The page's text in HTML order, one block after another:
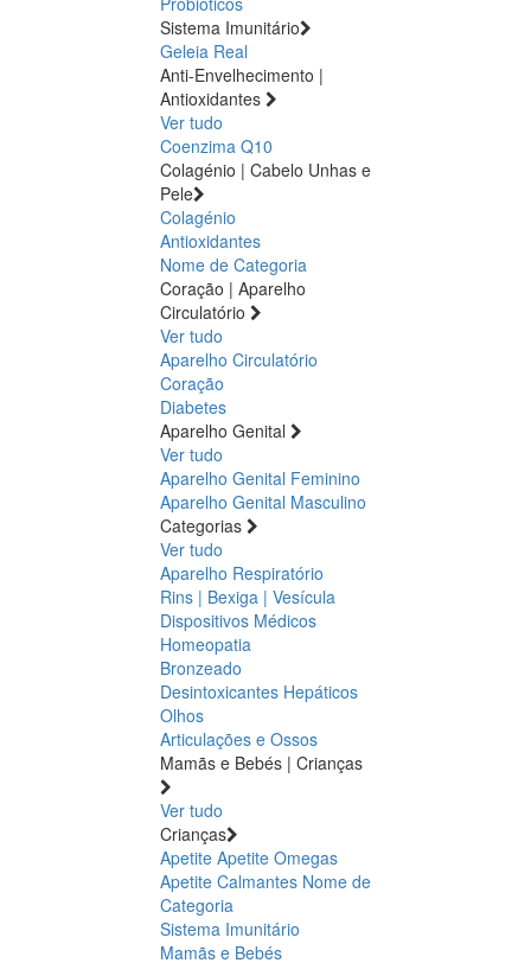
Sistema Imunitário
Geleia Real
Anti-Envelhecimento |
Antioxidantes
Ver tudo
Coenzima Q10
Colagénio | Cabelo Unhas e
Pele
Colagénio
Antioxidantes
Nome de Categoria
Coração | Aparelho
Circulatório
Ver tudo
Aparelho Circulatório
Coração
Diabetes
Aparelho Genital
Ver tudo
Aparelho Genital Feminino
Aparelho Genital Masculino
Categorias
Ver tudo
Aparelho Respiratório
Rins | Bexiga | Vesícula
Dispositivos Médicos
Homeopatia
Bronzeado
Desintoxicantes Hepáticos
Olhos
Articulações e Ossos
Mamãs e Bebés | Crianças
Ver tudo
Crianças
Apetite Apetite Omegas
Apetite Calmantes Nome de
Categoria
Sistema Imunitário
Mamãs e Bebés